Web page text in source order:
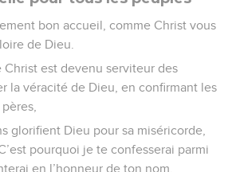
bon accueil, comme Christ vous
de Dieu.
est devenu serviteur des
la véracité de Dieu, en confirmant les
glorifient Dieu pour sa miséricorde,
pourquoi je te confesserai parmi
en l’honneur de ton nom.